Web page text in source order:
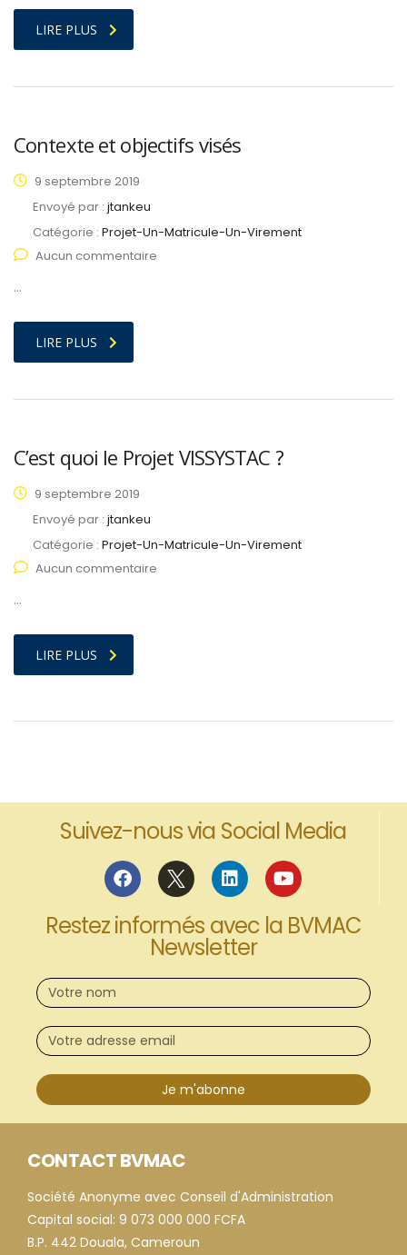
LIRE PLUS
Contexte et objectifs visés
9 septembre 2019
Envoyé par : jtankeu
Catégorie : Projet-Un-Matricule-Un-Virement
Aucun commentaire
…
LIRE PLUS
C’est quoi le Projet VISSYSTAC ?
9 septembre 2019
Envoyé par : jtankeu
Catégorie : Projet-Un-Matricule-Un-Virement
Aucun commentaire
…
LIRE PLUS
Suivez-nous via Social Media
Restez informés avec la BVMAC
Newsletter
Je m'abonne
CONTACT BVMAC
Société Anonyme avec Conseil d'Administration
Capital social: 9 073 000 000 FCFA
B.P. 442 Douala, Cameroun